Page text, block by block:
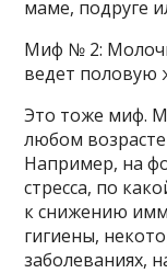
маме, подруге
Миф № 2:
ведет половую
Это тоже миф.
любом
Например, на
стресса, по
к снижению
гигиены,
заболеваниях,